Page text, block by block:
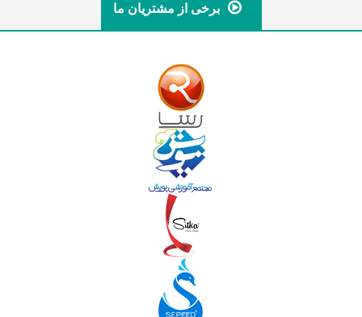
برخی از مشتریان ما